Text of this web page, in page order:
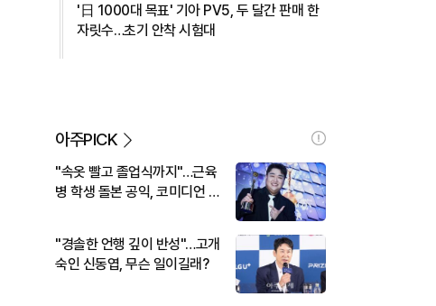
'日 1000대 목표' 기아 PV5, 두 달간 판매 한
자릿수…초기 안착 시험대
아주PICK
"속옷 빨고 졸업식까지"…근육
병 학생 돌본 공익, 코미디언 김
"경솔한 언행 깊이 반성"…고개
숙인 신동엽, 무슨 일이길래?